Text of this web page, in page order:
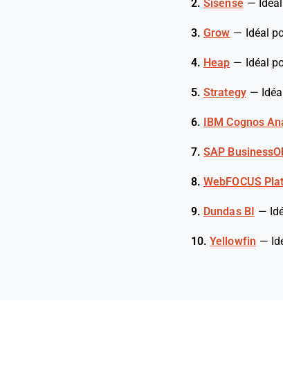
2. Sisense —
3. Grow — Idéal
4. Heap — Idéal
5. Strategy —
6. IBM Cognos
7. SAP
8. WebFOCUS
9. Dundas BI —
10. Yellowfin —